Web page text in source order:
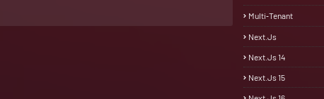
Multi‑Tenant
Next.js
Next.js 14
Next.js 15